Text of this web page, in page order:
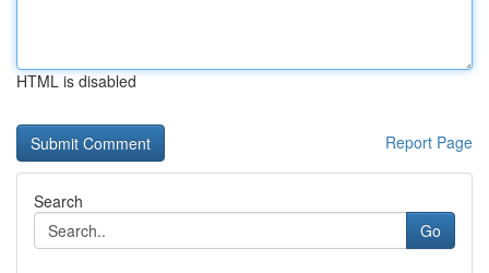
HTML is disabled
Report Page
Search
Go